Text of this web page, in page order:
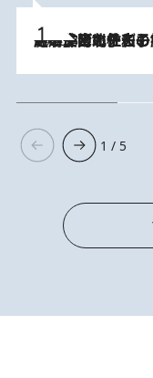
2026.8.3
《「文士の子ども被害者の会」発足！》阿川佐和子（72）が語る遠藤周作に北杜夫、劇作家・矢代静一の子どもたちの“文豪プライベート事件簿”
1 / 5